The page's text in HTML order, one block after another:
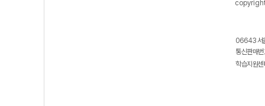
06643 서
통신판매
학습지원